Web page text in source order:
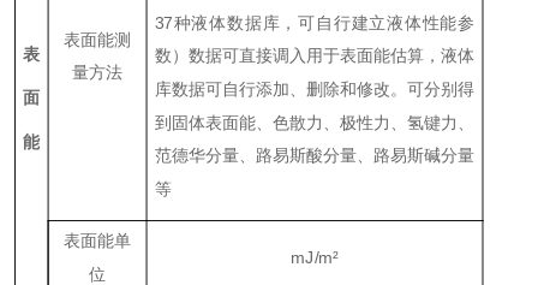
表
面
能
表面能测
量方法
37种液体数据库，可自行建立液体性能参
数）数据可直接调入用于表面能估算，液体
库数据可自行添加、删除和修改。可分别得
到固体表面能、色散力、极性力、氢键力、
范德华分量、路易斯酸分量、路易斯碱分量
等
表面能单
位
mJ/m²